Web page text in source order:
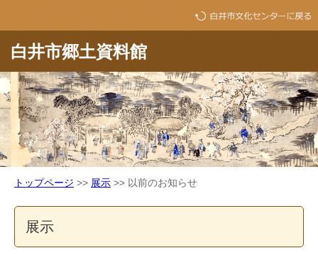
白井市郷土資料館
トップページ >> 展示 >> 以前のお知らせ
展示